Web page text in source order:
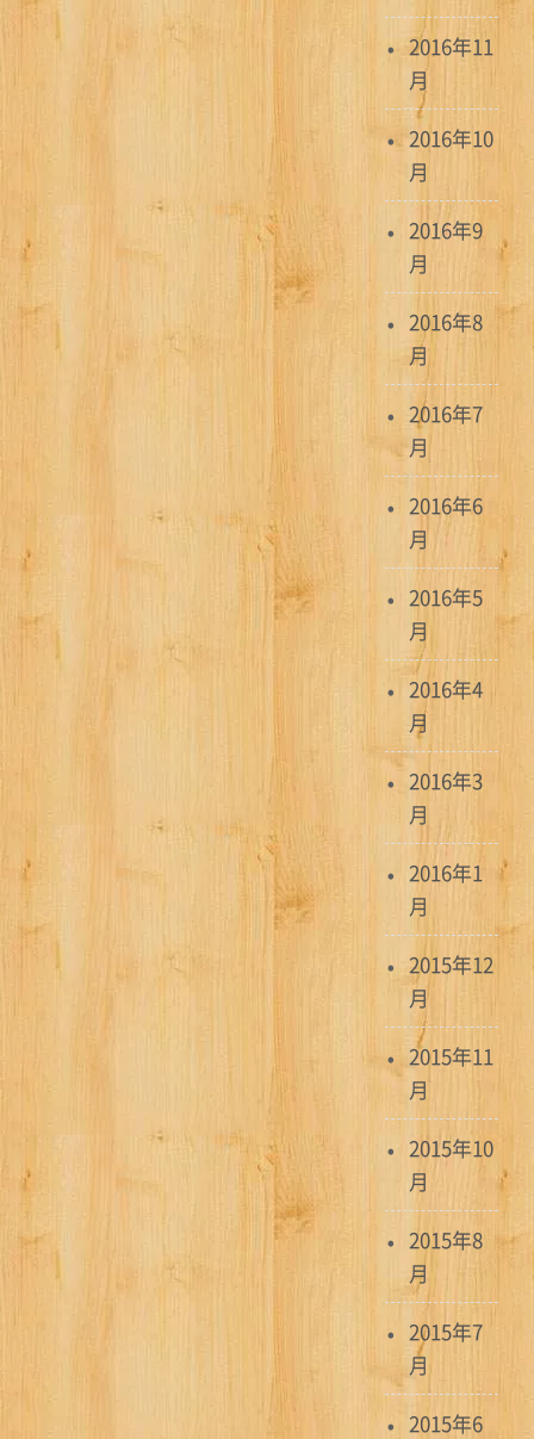
2016年11
月
2016年10
月
2016年9
月
2016年8
月
2016年7
月
2016年6
月
2016年5
月
2016年4
月
2016年3
月
2016年1
月
2015年12
月
2015年11
月
2015年10
月
2015年8
月
2015年7
月
2015年6